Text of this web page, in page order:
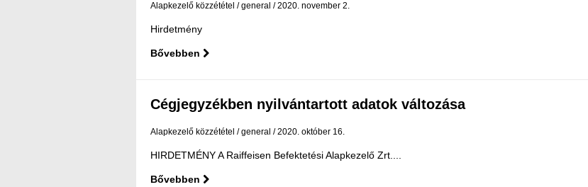
Alapkezelő közzététel general 2020. november 2.
Hirdetmény
Bővebben
Cégjegyzékben nyilvántartott adatok változása
Alapkezelő közzététel general 2020. október 16.
HIRDETMÉNY A Raiffeisen Befektetési Alapkezelő Zrt....
Bővebben